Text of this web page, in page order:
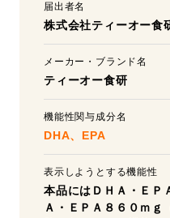
届出者名
株式会社ティーオー食
メーカー・ブランド名
ティーオー食研
機能性関与成分名
DHA、EPA
表示しようとする機能性
本品にはＤＨＡ・ＥＰ
Ａ・ＥＰＡ８６０ｍｇ